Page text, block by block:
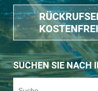
SUCHEN SIE NACH